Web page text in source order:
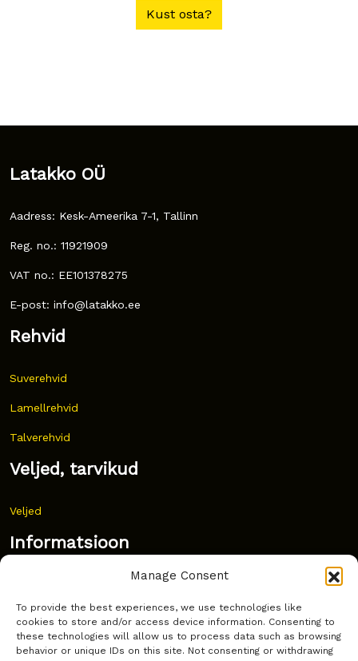
Manage Consent
To provide the best experiences, we use technologies like
cookies to store and/or access device information. Consenting to
these technologies will allow us to process data such as browsing
behavior or unique IDs on this site. Not consenting or withdrawing
Kust osta?
Latakko OÜ
Aadress: Kesk-Ameerika 7-1, Tallinn
Reg. no.: 11921909
VAT no.: EE101378275
E-post: info@latakko.ee
Rehvid
Suverehvid
Lamellrehvid
Talverehvid
Veljed, tarvikud
Veljed
Informatsioon
Korduma kippuvad küsimused
Kust osta?